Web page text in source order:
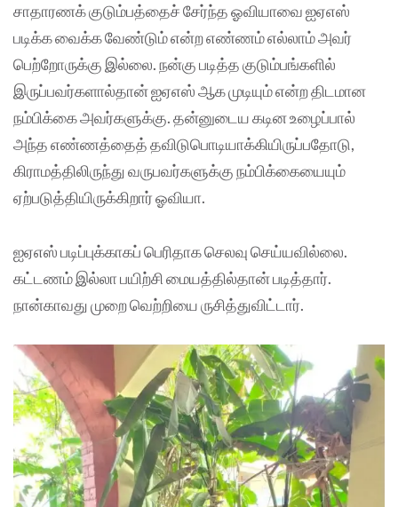
சாதாரணக் குடும்பத்தைச் சேர்ந்த ஓவியாவை ஐஏஎஸ்
படிக்க வைக்க வேண்டும் என்ற எண்ணம் எல்லாம் அவர்
பெற்றோருக்கு இல்லை. நன்கு படித்த குடும்பங்களில்
இருப்பவர்களால்தான் ஐஏஎஸ் ஆக முடியும் என்ற திடமான
நம்பிக்கை அவர்களுக்கு. தன்னுடைய கடின உழைப்பால்
அந்த எண்ணத்தைத் தவிடுபொடியாக்கியிருப்பதோடு,
கிராமத்திலிருந்து வருபவர்களுக்கு நம்பிக்கையையும்
ஏற்படுத்தியிருக்கிறார் ஓவியா.
ஐஏஎஸ் படிப்புக்காகப் பெரிதாக செலவு செய்யவில்லை.
கட்டணம் இல்லா பயிற்சி மையத்தில்தான் படித்தார்.
நான்காவது முறை வெற்றியை ருசித்துவிட்டார்.